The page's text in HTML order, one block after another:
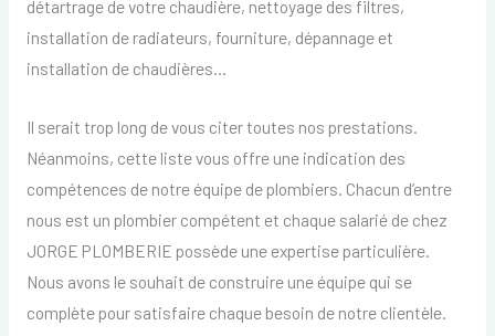
détartrage de votre chaudière, nettoyage des filtres,
installation de radiateurs, fourniture, dépannage et
installation de chaudières…
Il serait trop long de vous citer toutes nos prestations.
Néanmoins, cette liste vous offre une indication des
compétences de notre équipe de plombiers. Chacun d’entre
nous est un plombier compétent et chaque salarié de chez
JORGE PLOMBERIE possède une expertise particulière.
Nous avons le souhait de construire une équipe qui se
complète pour satisfaire chaque besoin de notre clientèle.